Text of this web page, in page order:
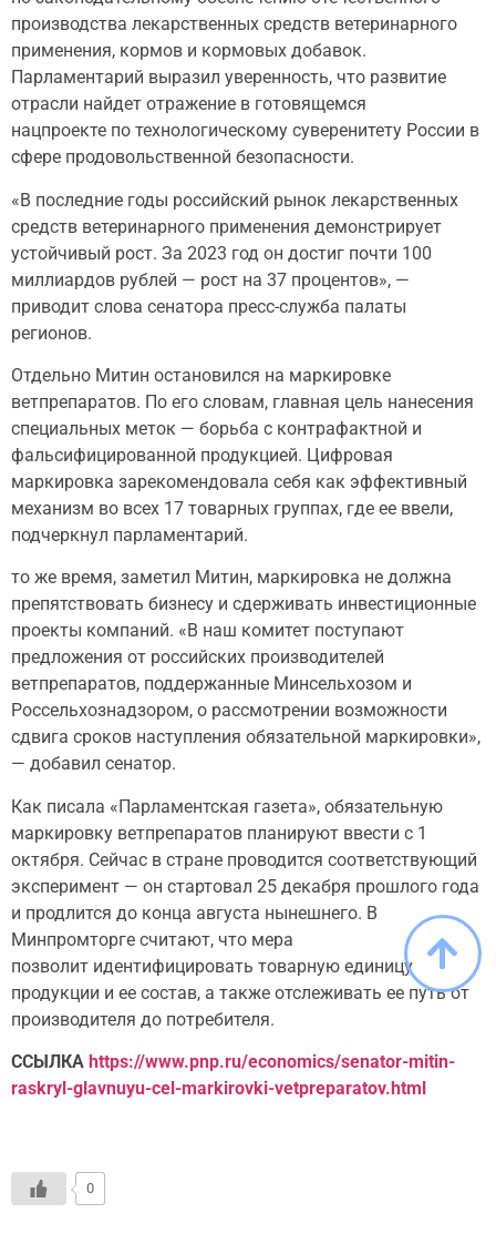
производства лекарственных средств ветеринарного
применения, кормов и кормовых добавок.
Парламентарий выразил уверенность, что развитие
отрасли найдет отражение в готовящемся
нацпроекте по технологическому суверенитету России в
сфере продовольственной безопасности.
«В последние годы российский рынок лекарственных
средств ветеринарного применения демонстрирует
устойчивый рост. За 2023 год он достиг почти 100
миллиардов рублей — рост на 37 процентов», —
приводит слова сенатора пресс-служба палаты
регионов.
Отдельно Митин остановился на маркировке
ветпрепаратов. По его словам, главная цель нанесения
специальных меток — борьба с контрафактной и
фальсифицированной продукцией. Цифровая
маркировка зарекомендовала себя как эффективный
механизм во всех 17 товарных группах, где ее ввели,
подчеркнул парламентарий.
то же время, заметил Митин, маркировка не должна
препятствовать бизнесу и сдерживать инвестиционные
проекты компаний. «В наш комитет поступают
предложения от российских производителей
ветпрепаратов, поддержанные Минсельхозом и
Россельхознадзором, о рассмотрении возможности
сдвига сроков наступления обязательной маркировки»,
— добавил сенатор.
Как писала «Парламентская газета», обязательную
маркировку ветпрепаратов планируют ввести с 1
октября. Сейчас в стране проводится соответствующий
эксперимент — он стартовал 25 декабря прошлого года
и продлится до конца августа нынешнего. В
Минпромторге считают, что мера
позволит идентифицировать товарную единицу
продукции и ее состав, а также отслеживать ее путь от
производителя до потребителя.
ССЫЛКА https://www.pnp.ru/economics/senator-mitin-
raskryl-glavnuyu-cel-markirovki-vetpreparatov.html
0